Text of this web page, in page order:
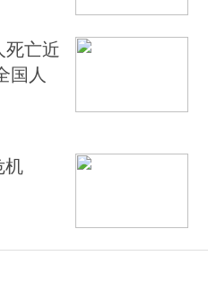
死亡近
国人
机